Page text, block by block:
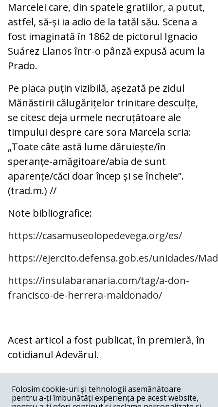
Marcelei care, din spatele gratiilor, a putut,
astfel, să-și ia adio de la tatăl său. Scena a
fost imaginată în 1862 de pictorul Ignacio
Suárez Llanos într-o pânză expusă acum la
Prado.
Pe placa puțin vizibilă, așezată pe zidul
Mănăstirii călugărițelor trinitare desculțe,
se citesc deja urmele necruțătoare ale
timpului despre care sora Marcela scria:
„Toate câte astă lume dăruiește/în
speranțe-amăgitoare/abia de sunt
aparențe/căci doar încep și se încheie”.
(trad.m.) //
Note bibliografice:
https://casamuseolopedevega.org/es/
https://ejercito.defensa.gob.es/unidades/
https://insulabaranaria.com/tag/a-don-
francisco-de-herrera-maldonado/
Acest articol a fost publicat, în premieră, în
cotidianul Adevărul.
COMENTARII
Nume
Folosim cookie-uri și tehnologii asemănătoare
pentru a-ți îmbunătăți experiența pe acest website,